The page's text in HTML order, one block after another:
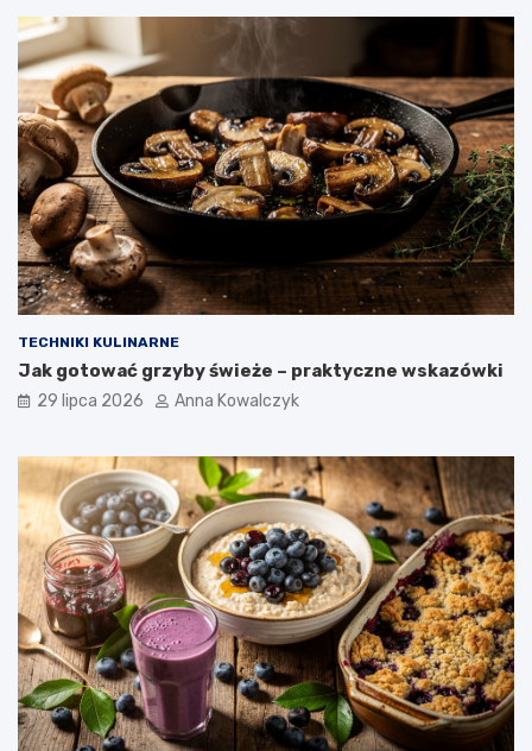
TECHNIKI KULINARNE
Jak gotować grzyby świeże – praktyczne wskazówki
29 lipca 2026 Anna Kowalczyk